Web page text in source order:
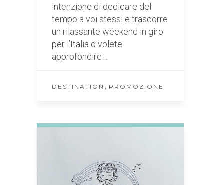
intenzione di dedicare del
tempo a voi stessi e trascorre
un rilassante weekend in giro
per l’Italia o volete
approfondire…
DESTINATION , PROMOZIONE